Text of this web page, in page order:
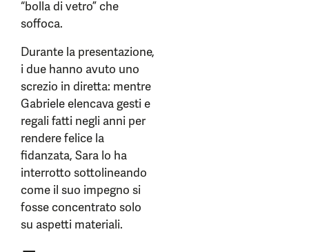
“bolla di vetro” che
soffoca.
Durante la presentazione,
i due hanno avuto uno
screzio in diretta: mentre
Gabriele elencava gesti e
regali fatti negli anni per
rendere felice la
fidanzata, Sara lo ha
interrotto sottolineando
come il suo impegno si
fosse concentrato solo
su aspetti materiali.